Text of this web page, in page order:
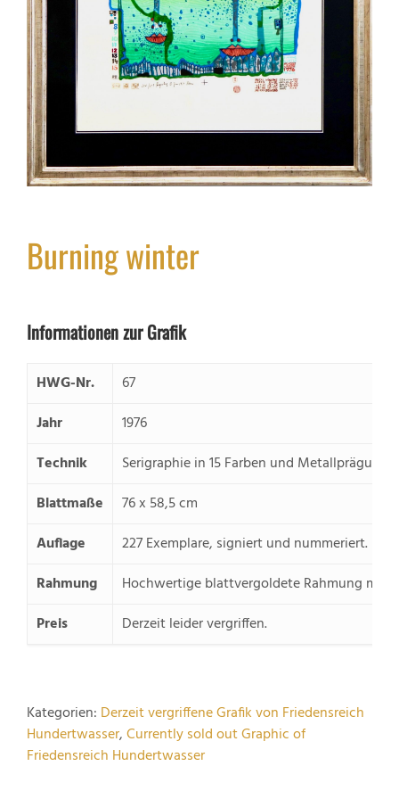
Burning winter
Informationen zur Grafik
HWG-Nr.
67
Jahr
1976
Technik
Serigraphie in 15 Farben und Metallprägung
Blattmaße
76 x 58,5 cm
Auflage
227 Exemplare, signiert und nummeriert.
Rahmung
Hochwertige blattvergoldete Rahmung mit
Preis
Derzeit leider vergriffen.
Kategorien: Derzeit vergriffene Grafik von Friedensreich
Hundertwasser,Currently sold out Graphic of
Friedensreich Hundertwasser